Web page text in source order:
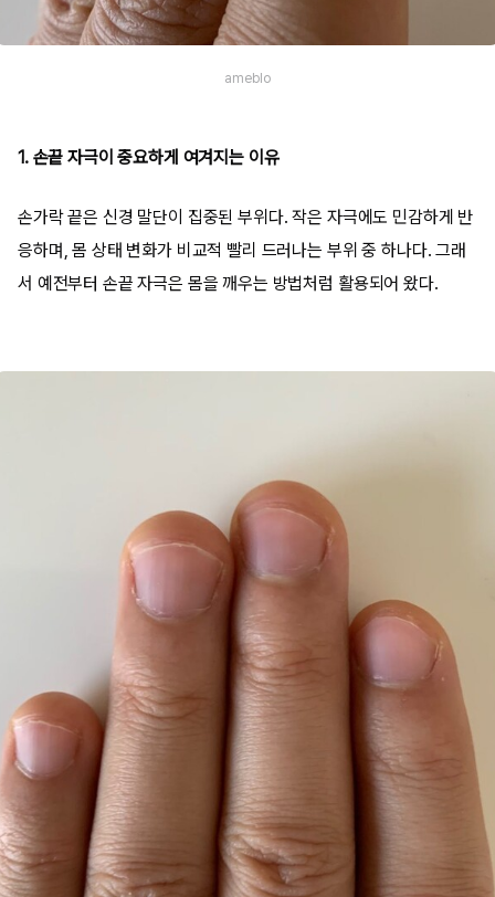
ameblo
1. 손끝 자극이 중요하게 여겨지는 이유
손가락 끝은 신경 말단이 집중된 부위다. 작은 자극에도 민감하게 반
응하며, 몸 상태 변화가 비교적 빨리 드러나는 부위 중 하나다. 그래
서 예전부터 손끝 자극은 몸을 깨우는 방법처럼 활용되어 왔다.